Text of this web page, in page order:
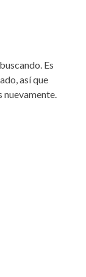
Es
así que
nuevamente.